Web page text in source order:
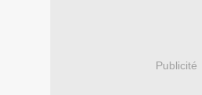
Publicité